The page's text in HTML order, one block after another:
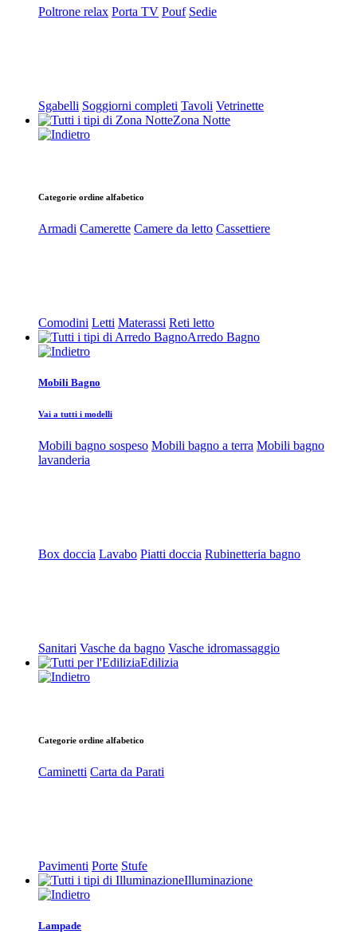
Poltrone relax Porta TV Pouf Sedie
Sgabelli Soggiorni completi Tavoli Vetrinette
Zona Notte
Categorie ordine alfabetico
Armadi Camerette Camere da letto Cassettiere
Comodini Letti Materassi Reti letto
Arredo Bagno
Mobili Bagno
Vai a tutti i modelli
Mobili bagno sospeso Mobili bagno a terra Mobili bagno
lavanderia
Box doccia Lavabo Piatti doccia Rubinetteria bagno
Sanitari Vasche da bagno Vasche idromassaggio
Edilizia
Categorie ordine alfabetico
Caminetti Carta da Parati
Pavimenti Porte Stufe
Illuminazione
Lampade